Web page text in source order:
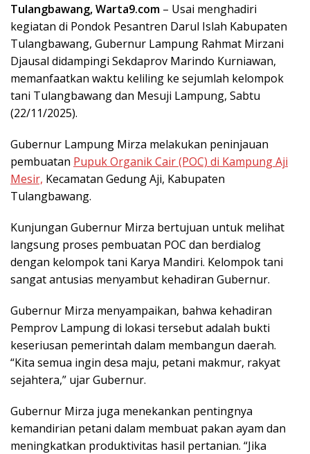
Tulangbawang, Warta9.com – Usai menghadiri
kegiatan di Pondok Pesantren Darul Islah Kabupaten
Tulangbawang, Gubernur Lampung Rahmat Mirzani
Djausal didampingi Sekdaprov Marindo Kurniawan,
memanfaatkan waktu keliling ke sejumlah kelompok
tani Tulangbawang dan Mesuji Lampung, Sabtu
(22/11/2025).
Gubernur Lampung Mirza melakukan peninjauan
pembuatan Pupuk Organik Cair (POC) di Kampung Aji
Mesir, Kecamatan Gedung Aji, Kabupaten
Tulangbawang.
Kunjungan Gubernur Mirza bertujuan untuk melihat
langsung proses pembuatan POC dan berdialog
dengan kelompok tani Karya Mandiri. Kelompok tani
sangat antusias menyambut kehadiran Gubernur.
Gubernur Mirza menyampaikan, bahwa kehadiran
Pemprov Lampung di lokasi tersebut adalah bukti
keseriusan pemerintah dalam membangun daerah.
“Kita semua ingin desa maju, petani makmur, rakyat
sejahtera,” ujar Gubernur.
Gubernur Mirza juga menekankan pentingnya
kemandirian petani dalam membuat pakan ayam dan
meningkatkan produktivitas hasil pertanian. “Jika